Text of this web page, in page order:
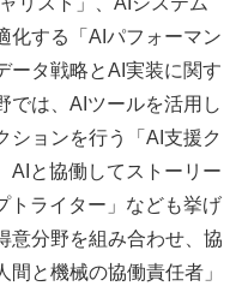
化する「AIパフォーマン
ータ戦略とAI実装に関す
では、AIツールを活用し
ションを行う「AI支援ク
AIと協働してストーリー
トライター」なども挙げ
意分野を組み合わせ、協
と機械の協働責任者」